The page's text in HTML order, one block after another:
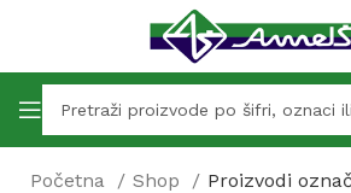
Početna Shop Proizvodi